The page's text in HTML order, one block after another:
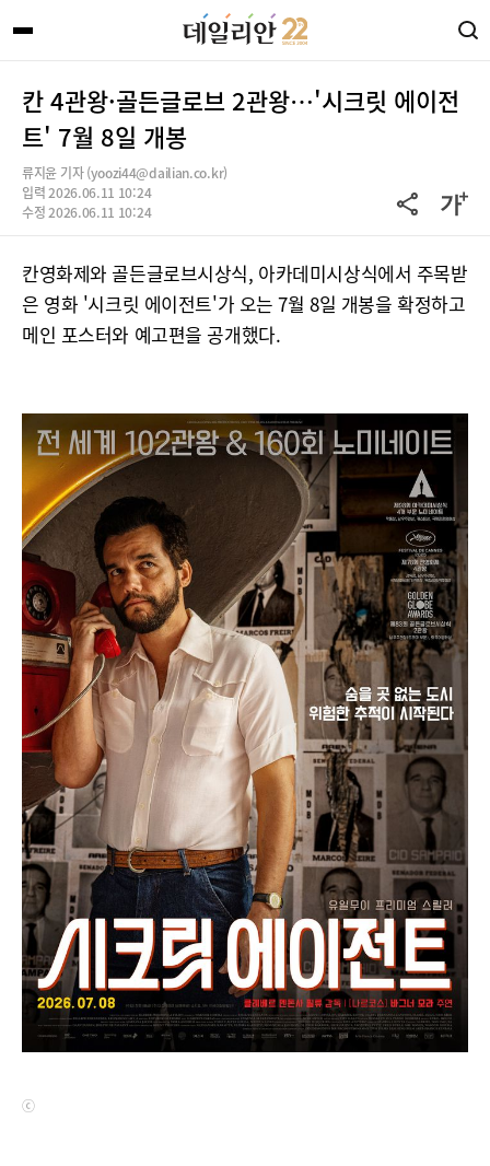
칸 4관왕·골든글로브 2관왕…'시크릿 에이전
트' 7월 8일 개봉
류지윤 기자 (yoozi44@dailian.co.kr)
입력 2026.06.11 10:24
수정 2026.06.11 10:24
칸영화제와 골든글로브시상식, 아카데미시상식에서 주목받
은 영화 '시크릿 에이전트'가 오는 7월 8일 개봉을 확정하고
메인 포스터와 예고편을 공개했다.
ⓒ